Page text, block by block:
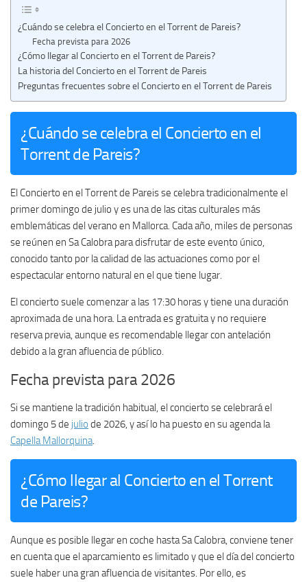
¿Cuándo se celebra el Concierto en el Torrent de Pareis?
Fecha prevista para 2026
¿Cómo llegar al Concierto en el Torrent de Pareis?
La historia del Concierto en el Torrent de Pareis
Preguntas frecuentes sobre el Concierto en el Torrent de Pareis
¿Cuándo se celebra el Concierto en el
Torrent de Pareis?
El Concierto en el Torrent de Pareis se celebra tradicionalmente el
primer domingo de julio y es una de las citas culturales más
emblemáticas del verano en Mallorca. Cada año, miles de personas
se reúnen en Sa Calobra para disfrutar de este evento único,
conocido tanto por la calidad de las actuaciones como por el
espectacular entorno natural en el que tiene lugar.
El concierto suele comenzar a las 17:30 horas y tiene una duración
aproximada de una hora. La entrada es gratuita y no requiere
reserva previa, aunque es recomendable llegar con antelación
debido a la gran afluencia de público.
Fecha prevista para 2026
Si se mantiene la tradición habitual, el concierto se celebrará el
domingo 5 de julio de 2026, y así lo ha puesto en su agenda la
Capella Mallorquina
¿Cómo llegar al Concierto en el Torrent
de Pareis?
Aunque es posible llegar en coche hasta Sa Calobra, conviene tener
en cuenta que el aparcamiento es limitado y que el día del concierto
suele haber una gran afluencia de visitantes. Por ello, es